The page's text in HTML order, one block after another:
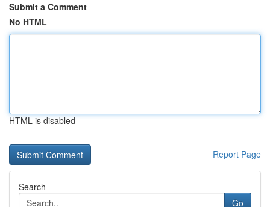
Submit a Comment
No HTML
HTML is disabled
Report Page
Search
Go